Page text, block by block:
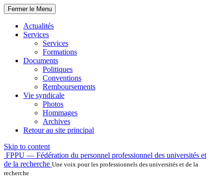
Fermer le Menu
Actualités
Services
Services
Formations
Documents
Politiques
Conventions
Remboursements
Vie syndicale
Photos
Hommages
Archives
Retour au site principal
Skip to content
FPPU — Fédération du personnel professionnel des universités et
de la recherche Une voix pour les professionnels des universités et de la
recherche